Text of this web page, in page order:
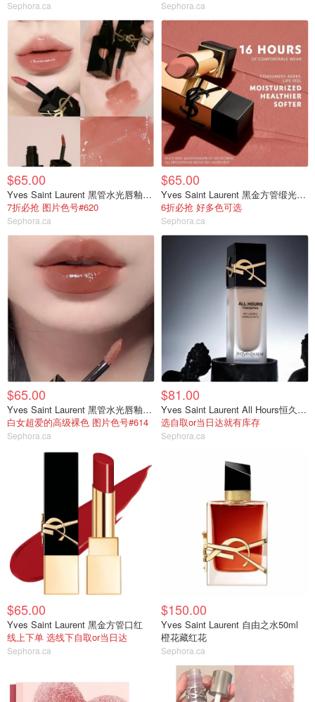
Sephora.ca Sephora.ca
$65.00
Yves Saint Laurent 黑管水光唇釉#620
7折必抢 图片色号#620
Sephora.ca
$65.00
Yves Saint Laurent 黑金方管缎光口红
6折必抢 好多色可选
Sephora.ca
$65.00
Yves Saint Laurent 黑管水光唇釉#614
白女超爱的高级裸色 图片色号#614
Sephora.ca
$81.00
Yves Saint Laurent All Hours恒久粉底液
选自取or当日达就有库存
Sephora.ca
$65.00
Yves Saint Laurent 黑金方管口红
线上下单 选线下自取or当日达
Sephora.ca
$150.00
Yves Saint Laurent 自由之水50ml
橙花藏红花
Sephora.ca